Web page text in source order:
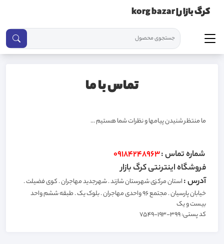
کرگ بازار | korg bazar
تماس با ما
ما منتظر شنیدن پیامها و نظرات شما هستیم ...
شماره تماس :09184248963
فروشگاه اینترنتی کرگ بازار
آدرس :استان مرکزی شهرستان شازند . شهرجدید مهاجران . کوی فضیلت .
خیابان پارسیان . مجتمع ۹۶ واحدی مهاجران . بلوک یک . طبقه ششم واحد
بیست و یک
کد پستی: 399-193-7549